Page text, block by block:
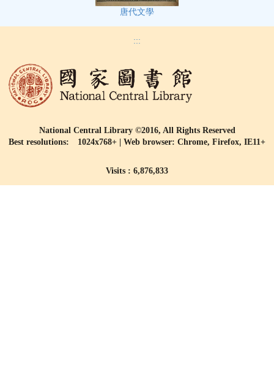
唐代文學
:::
National Central Library ©2016, All Rights Reserved
Best resolutions: 1024x768+ | Web browser: Chrome, Firefox, IE11+
Visits : 6,876,833